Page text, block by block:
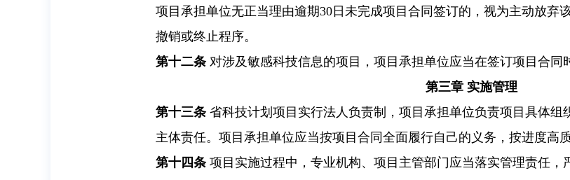
项目承担单位无正当理由逾期30日未完成项目合同签订的，视为主动放弃
撤销或终止程序。
第十二条 对涉及敏感科技信息的项目，项目承担单位应当在签订项目合同
第三章 实施管理
第十三条 省科技计划项目实行法人负责制，项目承担单位负责项目具体组
主体责任。项目承担单位应当按项目合同全面履行自己的义务，按进度高
第十四条 项目实施过程中，专业机构、项目主管部门应当落实管理责任